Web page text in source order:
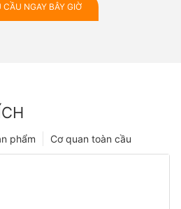
CẦU NGAY BÂY GIỜ
Cơ quan toàn cầu
phẩm